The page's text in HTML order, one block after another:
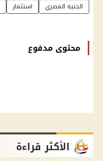
الجنيه المصري
استثمار
محتوى مدفوع
الأكثر قراءة